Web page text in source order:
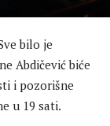
bilo je
Abdičević biće
i pozorišne
u 19 sati.